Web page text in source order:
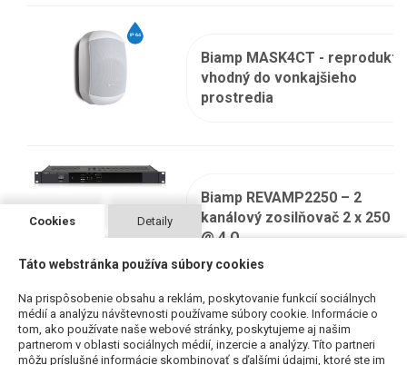
Biamp MASK4CT -
vhodný do vonkajšieho
prostredia
Biamp REVAMP2250 – 2
kanálový zosilňovač 2 x 250 W
@ 4 Ω
Cookies Detaily
Táto webstránka používa súbory cookies
Na prispôsobenie obsahu a reklám, poskytovanie funkcií sociálnych
médií a analýzu návštevnosti používame súbory cookie. Informácie o
tom, ako používate naše webové stránky, poskytujeme aj našim
partnerom v oblasti sociálnych médií, inzercie a analýzy. Títo partneri
môžu príslušné informácie skombinovať s ďalšími údajmi, ktoré ste im